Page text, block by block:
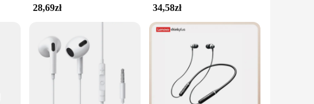
to stock up on high-quality audio equipment, these słuchawki do
looking to enhance their audio experience during their workouts.
28,69zł 34,58zł